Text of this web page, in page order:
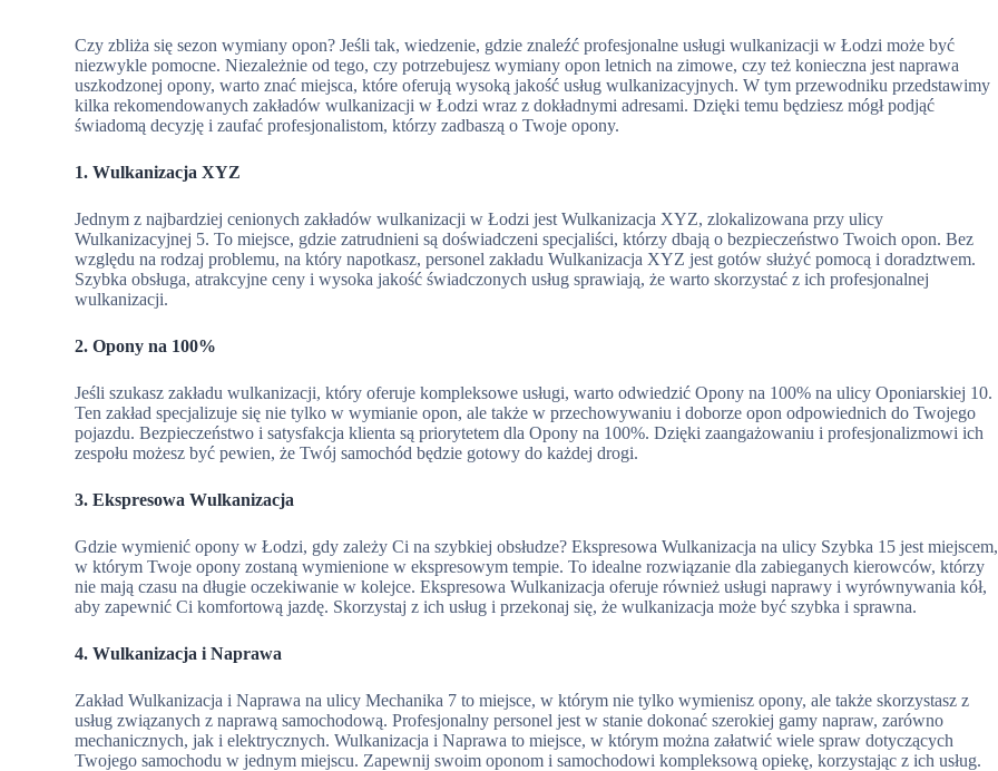
Czy zbliża się sezon wymiany opon? Jeśli tak, wiedzenie, gdzie znaleźć profesjonalne usługi wulkanizacji w Łodzi może być
niezwykle pomocne. Niezależnie od tego, czy potrzebujesz wymiany opon letnich na zimowe, czy też konieczna jest naprawa
uszkodzonej opony, warto znać miejsca, które oferują wysoką jakość usług wulkanizacyjnych. W tym przewodniku przedstawimy
kilka rekomendowanych zakładów wulkanizacji w Łodzi wraz z dokładnymi adresami. Dzięki temu będziesz mógł podjąć
świadomą decyzję i zaufać profesjonalistom, którzy zadbaszą o Twoje opony.
1. Wulkanizacja XYZ
Jednym z najbardziej cenionych zakładów wulkanizacji w Łodzi jest Wulkanizacja XYZ, zlokalizowana przy ulicy
Wulkanizacyjnej 5. To miejsce, gdzie zatrudnieni są doświadczeni specjaliści, którzy dbają o bezpieczeństwo Twoich opon. Bez
względu na rodzaj problemu, na który napotkasz, personel zakładu Wulkanizacja XYZ jest gotów służyć pomocą i doradztwem.
Szybka obsługa, atrakcyjne ceny i wysoka jakość świadczonych usług sprawiają, że warto skorzystać z ich profesjonalnej
wulkanizacji.
2. Opony na 100%
Jeśli szukasz zakładu wulkanizacji, który oferuje kompleksowe usługi, warto odwiedzić Opony na 100% na ulicy Oponiarskiej 10.
Ten zakład specjalizuje się nie tylko w wymianie opon, ale także w przechowywaniu i doborze opon odpowiednich do Twojego
pojazdu. Bezpieczeństwo i satysfakcja klienta są priorytetem dla Opony na 100%. Dzięki zaangażowaniu i profesjonalizmowi ich
zespołu możesz być pewien, że Twój samochód będzie gotowy do każdej drogi.
3. Ekspresowa Wulkanizacja
Gdzie wymienić opony w Łodzi, gdy zależy Ci na szybkiej obsłudze? Ekspresowa Wulkanizacja na ulicy Szybka 15 jest miejscem,
w którym Twoje opony zostaną wymienione w ekspresowym tempie. To idealne rozwiązanie dla zabieganych kierowców, którzy
nie mają czasu na długie oczekiwanie w kolejce. Ekspresowa Wulkanizacja oferuje również usługi naprawy i wyrównywania kół,
aby zapewnić Ci komfortową jazdę. Skorzystaj z ich usług i przekonaj się, że wulkanizacja może być szybka i sprawna.
4. Wulkanizacja i Naprawa
Zakład Wulkanizacja i Naprawa na ulicy Mechanika 7 to miejsce, w którym nie tylko wymienisz opony, ale także skorzystasz z
usług związanych z naprawą samochodową. Profesjonalny personel jest w stanie dokonać szerokiej gamy napraw, zarówno
mechanicznych, jak i elektrycznych. Wulkanizacja i Naprawa to miejsce, w którym można załatwić wiele spraw dotyczących
Twojego samochodu w jednym miejscu. Zapewnij swoim oponom i samochodowi kompleksową opiekę, korzystając z ich usług.